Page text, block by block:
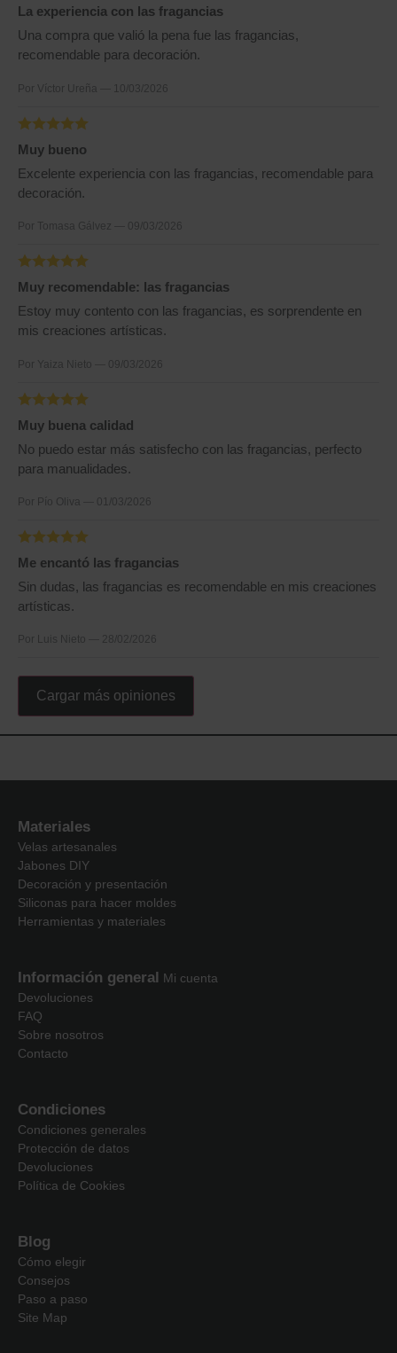
La experiencia con las fragancias
Una compra que valió la pena fue las fragancias,
recomendable para decoración.
Por Víctor Ureña — 10/03/2026
Muy bueno
Excelente experiencia con las fragancias, recomendable para
decoración.
Por Tomasa Gálvez — 09/03/2026
Muy recomendable: las fragancias
Estoy muy contento con las fragancias, es sorprendente en
mis creaciones artísticas.
Por Yaiza Nieto — 09/03/2026
Muy buena calidad
No puedo estar más satisfecho con las fragancias, perfecto
para manualidades.
Por Pío Oliva — 01/03/2026
Me encantó las fragancias
Sin dudas, las fragancias es recomendable en mis creaciones
artísticas.
Por Luis Nieto — 28/02/2026
Cargar más opiniones
Materiales
Velas artesanales
Jabones DIY
Decoración y presentación
Siliconas para hacer moldes
Herramientas y materiales
Información general
Mi cuenta
Devoluciones
FAQ
Sobre nosotros
Contacto
Condiciones
Condiciones generales
Protección de datos
Devoluciones
Política de Cookies
Blog
Cómo elegir
Consejos
Paso a paso
Site Map